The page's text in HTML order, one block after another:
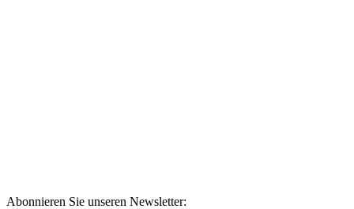
Abonnieren Sie unseren Newsletter: